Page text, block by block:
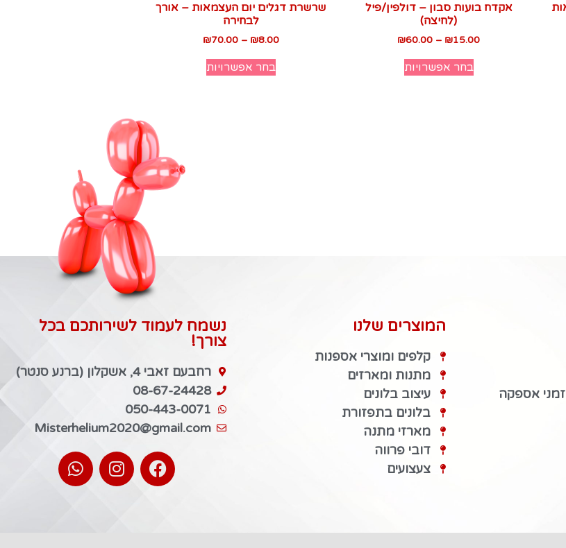
אקדח בועות סבון – דולפין/פיל
(לחיצה)
₪15.00
–
₪60.00
בחר אפשרויות
שרשרת דגלים יום העצמאות – אורך
לבחירה
₪8.00
–
₪70.00
בחר אפשרויות
אספקה
המוצרים שלנו
קלפים ומוצרי אספנות
מתנות ומארזים
עיצוב בלונים
בלונים בתפזורת
מארזי מתנה
דובי פרווה
צעצועים
נשמח לעמוד לשירותכם בכל
צורך!
רחבעם זאבי 4, אשקלון (ברנע סנטר)
08-67-24428
050-443-0071
Misterhelium2020@gmail.com